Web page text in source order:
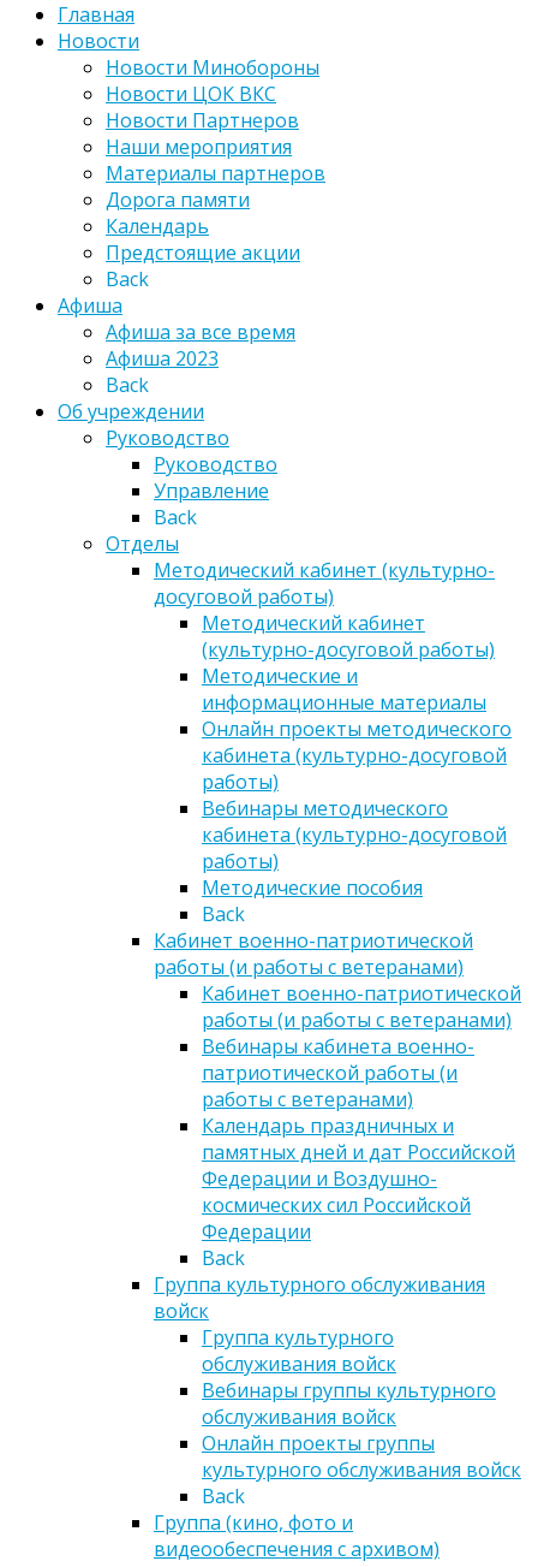
Главная
Новости
Новости Минобороны
Новости ЦОК ВКС
Новости Партнеров
Наши мероприятия
Материалы партнеров
Дорога памяти
Календарь
Предстоящие акции
Back
Афиша
Афиша за все время
Афиша 2023
Back
Об учреждении
Руководство
Руководство
Управление
Back
Отделы
Методический кабинет (культурно-
досуговой работы)
Методический кабинет
(культурно-досуговой работы)
Методические и
информационные материалы
Онлайн проекты методического
кабинета (культурно-досуговой
работы)
Вебинары методического
кабинета (культурно-досуговой
работы)
Методические пособия
Back
Кабинет военно-патриотической
работы (и работы с ветеранами)
Кабинет военно-патриотической
работы (и работы с ветеранами)
Вебинары кабинета военно-
патриотической работы (и
работы с ветеранами)
Календарь праздничных и
памятных дней и дат Российской
Федерации и Воздушно-
космических сил Российской
Федерации
Back
Группа культурного обслуживания
войск
Группа культурного
обслуживания войск
Вебинары группы культурного
обслуживания войск
Онлайн проекты группы
культурного обслуживания войск
Back
Группа (кино, фото и
видеообеспечения с архивом)